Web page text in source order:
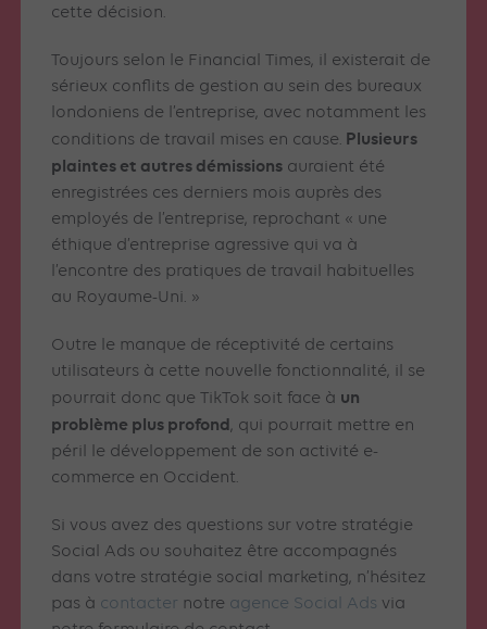
cette décision.
Toujours selon le Financial Times, il existerait de
sérieux conflits de gestion au sein des bureaux
londoniens de l’entreprise, avec notamment les
conditions de travail mises en cause. Plusieurs
plaintes et autres démissions auraient été
enregistrées ces derniers mois auprès des
employés de l’entreprise, reprochant « une
éthique d’entreprise agressive qui va à
l’encontre des pratiques de travail habituelles
au Royaume-Uni. »
Outre le manque de réceptivité de certains
utilisateurs à cette nouvelle fonctionnalité, il se
pourrait donc que TikTok soit face à un
problème plus profond, qui pourrait mettre en
péril le développement de son activité e-
commerce en Occident.
Si vous avez des questions sur votre stratégie
Social Ads ou souhaitez être accompagnés
dans votre stratégie social marketing, n’hésitez
pas à contacter notre agence Social Ads via